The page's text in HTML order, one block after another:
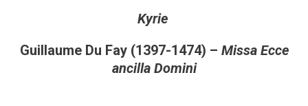
Kyrie
Guillaume Du Fay (1397-1474) – Missa Ecce
ancilla Domini